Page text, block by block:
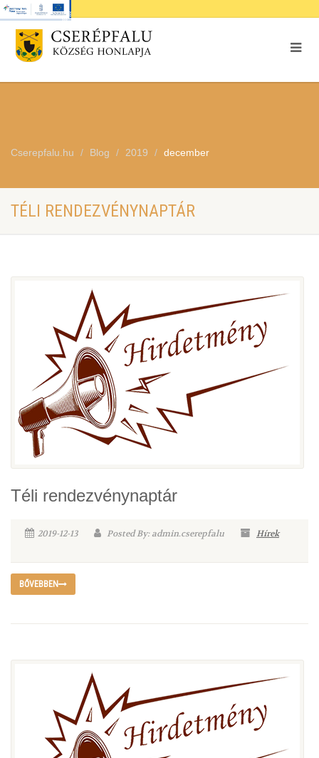
Cserepfalu.hu Blog 2019 december
TÉLI RENDEZVÉNYNAPTÁR
Téli rendezvénynaptár
2019-12-13 Posted By: admin.cserepfalu Hírek
BŐVEBBEN